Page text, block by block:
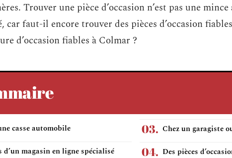
Trouver une pièce d’occasion n’est pas une
car faut-il encore trouver des pièces d’occasion
d’occasion fiables à Colmar ?
casse automobile
d’un magasin en ligne spécialisé
Chez un garagiste
Des pièces